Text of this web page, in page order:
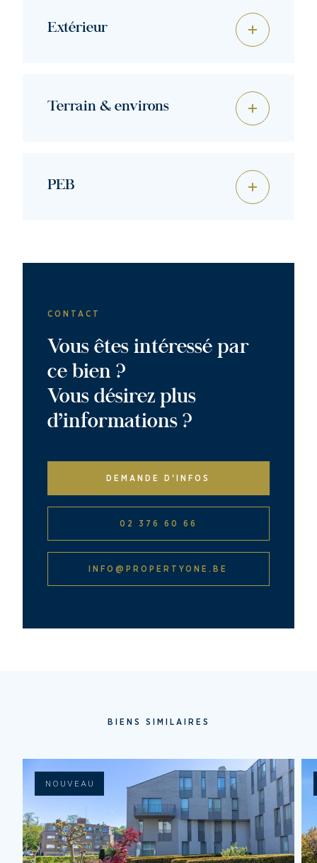
Extérieur
Terrain & environs
PEB
CONTACT
Vous êtes intéressé par
ce bien ?
Vous désirez plus
d’informations ?
DEMANDE D'INFOS
02 376 60 66
INFO@PROPERTYONE.BE
BIENS SIMILAIRES
NOUVEAU